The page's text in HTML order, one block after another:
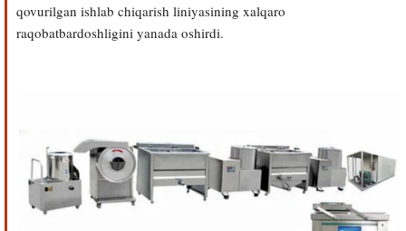
qovurilgan ishlab chiqarish liniyasining xalqaro
raqobatbardoshligini yanada oshirdi.